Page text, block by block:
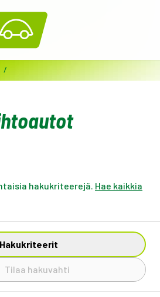
/
hakukriteerejä. Hae kaikkia
Hakukriteerit
Tilaa hakuvahti